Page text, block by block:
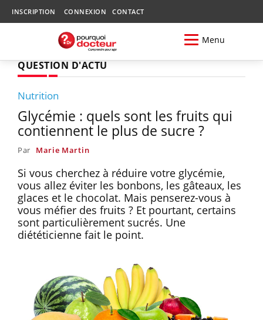
INSCRIPTION CONNEXION CONTACT
Menu
QUESTION D'ACTU
Nutrition
Glycémie : quels sont les fruits qui
contiennent le plus de sucre ?
Par Marie Martin
Si vous cherchez à réduire votre glycémie,
vous allez éviter les bonbons, les gâteaux, les
glaces et le chocolat. Mais penserez-vous à
vous méfier des fruits ? Et pourtant, certains
sont particulièrement sucrés. Une
diététicienne fait le point.